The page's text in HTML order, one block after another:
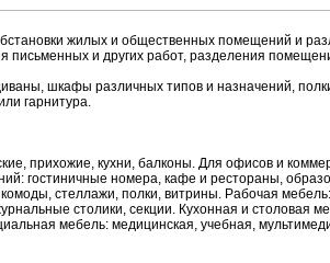
жилых и общественных помещений и
и других работ, разделения
шкафы различных типов и назначений,
гарнитура.
прихожие, кухни, балконы. Для офисов и
гостиничные номера, кафе и рестораны,
стеллажи, полки, витрины. Рабочая
столики, секции. Кухонная и столовая
мебель: медицинская, учебная,